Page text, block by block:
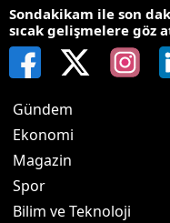
Sondakikam ile son
sıcak gelişmelere göz
Gündem
Ekonomi
Magazin
Spor
Bilim ve Teknoloji